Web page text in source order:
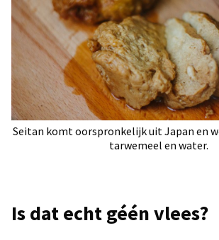
Seitan komt oorspronkelijk uit Japan en
tarwemeel en water.
Is dat echt géén vlees?